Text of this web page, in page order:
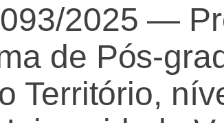
2025 —
de Pós-
Território,